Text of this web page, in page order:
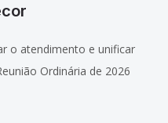
o atendimento e unificar
Ordinária de 2026
(Coleprecor), o Tribunal